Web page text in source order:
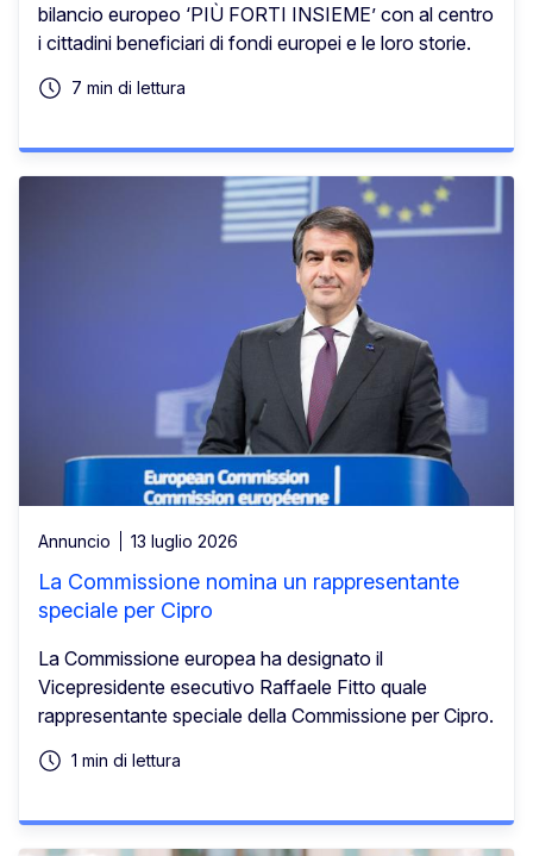
bilancio europeo ‘PIÙ FORTI INSIEME’ con al centro
i cittadini beneficiari di fondi europei e le loro storie.
7 min di lettura
Annuncio 13 luglio 2026
La Commissione nomina un rappresentante
speciale per Cipro
La Commissione europea ha designato il
Vicepresidente esecutivo Raffaele Fitto quale
rappresentante speciale della Commissione per Cipro.
1 min di lettura